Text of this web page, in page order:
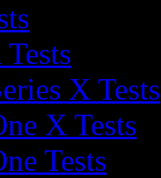
X Tests
X Tests
Tests